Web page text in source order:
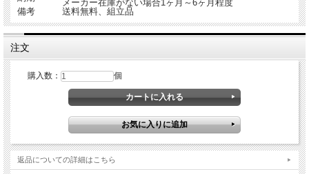
メーカー在庫がない場合1ヶ月～6ヶ月程度
備考
送料無料、組立品
注文
購入数： 個
返品についての詳細はこちら